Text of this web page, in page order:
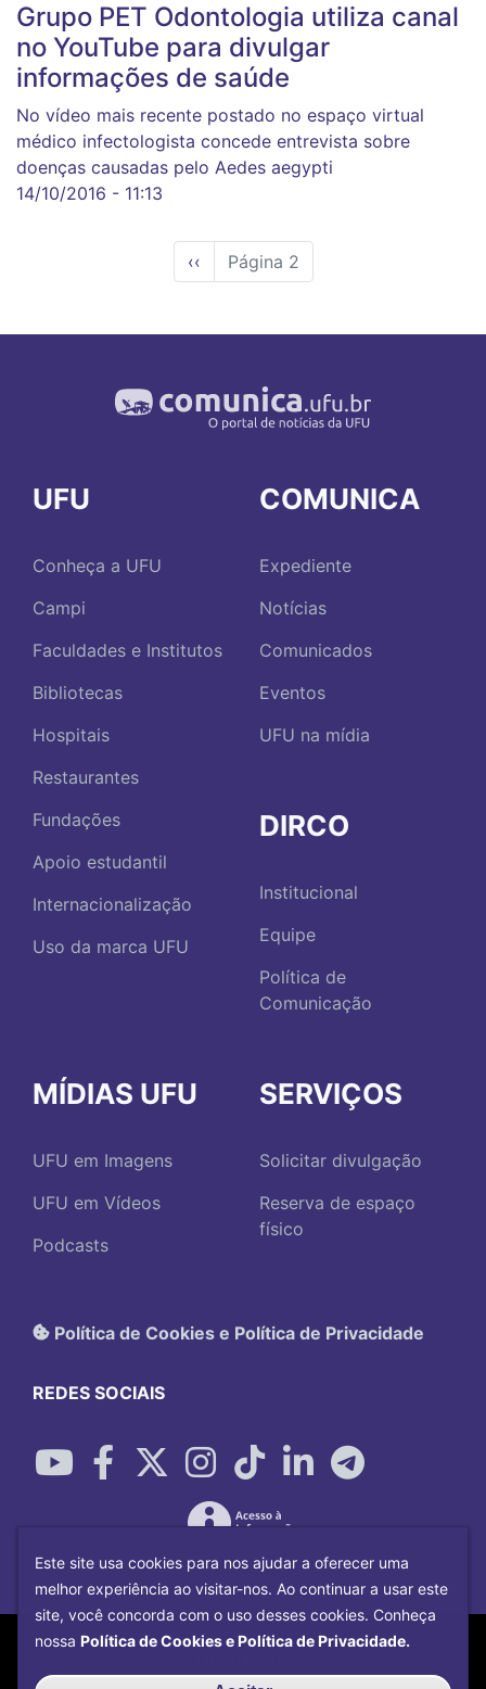
Grupo PET Odontologia utiliza canal
no YouTube para divulgar
informações de saúde
No vídeo mais recente postado no espaço virtual
médico infectologista concede entrevista sobre
doenças causadas pelo Aedes aegypti
14/10/2016 - 11:13
Página
anterior
‹‹ Página 2
UFU
Conheça a UFU
Campi
Faculdades e Institutos
Bibliotecas
Hospitais
Restaurantes
Fundações
Apoio estudantil
Internacionalização
Uso da marca UFU
COMUNICA
Expediente
Notícias
Comunicados
Eventos
UFU na mídia
DIRCO
Institucional
Equipe
Política de
Comunicação
MÍDIAS UFU
UFU em Imagens
UFU em Vídeos
Podcasts
SERVIÇOS
Solicitar divulgação
Reserva de espaço
físico
Política de Cookies e Política de Privacidade
REDES SOCIAIS
Copyright©2026Universidade Federal
Este site usa cookies para nos ajudar a oferecer uma
melhor experiência ao visitar-nos. Ao continuar a usar este
site, você concorda com o uso desses cookies. Conheça
nossa Política de Cookies e Política de Privacidade.